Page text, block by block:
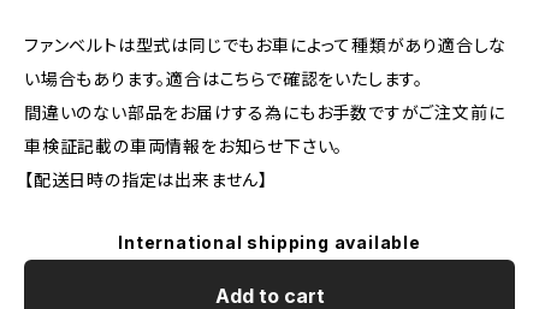
ファンベルトは型式は同じでもお車によって種類があり適合しな
い場合もあります。適合はこちらで確認をいたします。
間違いのない部品をお届けする為にもお手数ですがご注文前に
車検証記載の車両情報をお知らせ下さい。
【配送日時の指定は出来ません】
International shipping available
Add to cart